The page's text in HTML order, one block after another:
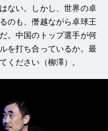
ない。しかし、世界の卓
のも、僭越ながら卓球王
。中国のトップ選手が何
を打ち合っているか。最
ください（柳澤）。